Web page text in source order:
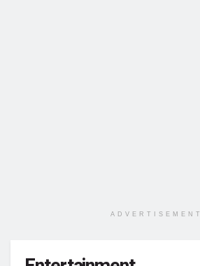
ADVERTISEMENT